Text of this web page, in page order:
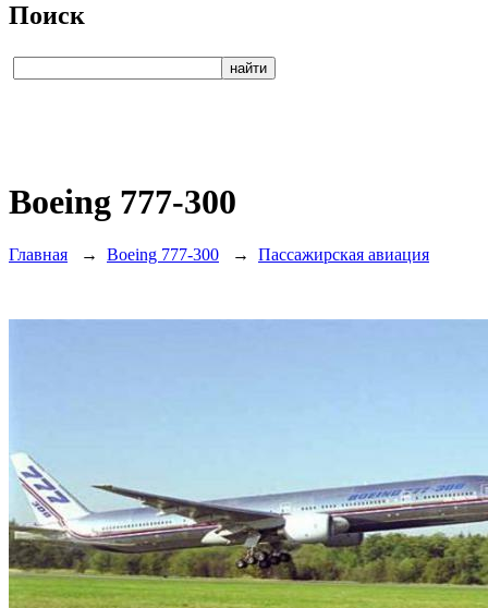
Поиск
Boeing 777-300
Главная → Boeing 777-300 → Пассажирская авиация